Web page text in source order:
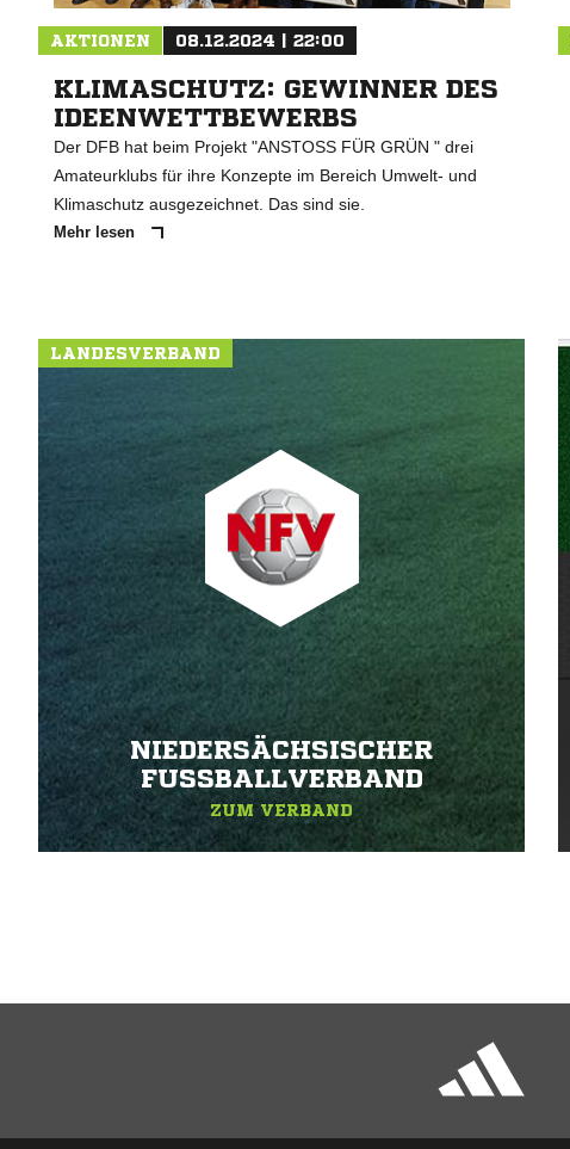
AKTIONEN 08.12.2024 | 22:00
KLIMASCHUTZ: GEWINNER DES
IDEENWETTBEWERBS
Der DFB hat beim Projekt "ANSTOSS FÜR GRÜN " drei
Amateurklubs für ihre Konzepte im Bereich Umwelt- und
Klimaschutz ausgezeichnet. Das sind sie.
Mehr lesen
LANDESVERBAND
NIEDERSÄCHSISCHER
FUSSBALLVERBAND
ZUM VERBAND